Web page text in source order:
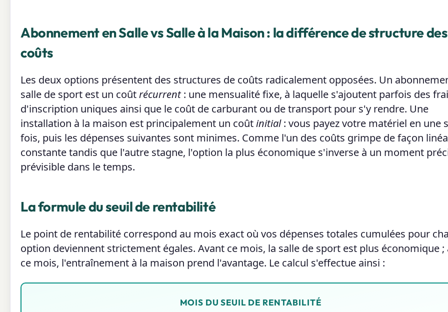
Abonnement en Salle vs Salle à la Maison : la différence de structure des
coûts
Les deux options présentent des structures de coûts radicalement opposées. Un
salle de sport est un coûtrécurrent: une mensualité fixe, à laquelle s'ajoutent parfois des
d'inscription uniques ainsi que le coût de carburant ou de transport pour s'y rendre. Une
installation à la maison est principalement un coûtinitial: vous payez votre matériel en une
fois, puis les dépenses suivantes sont minimes. Comme l'un des coûts grimpe de façon
constante tandis que l'autre stagne, l'option la plus économique s'inverse à un moment
prévisible dans le temps.
La formule du seuil de rentabilité
Le point de rentabilité correspond au mois exact où vos dépenses totales cumulées pour
option deviennent strictement égales. Avant ce mois, la salle de sport est plus économique ;
ce mois, l'entraînement à la maison prend l'avantage. Le calcul s'effectue ainsi :
MOIS DU SEUIL DE RENTABILITÉ